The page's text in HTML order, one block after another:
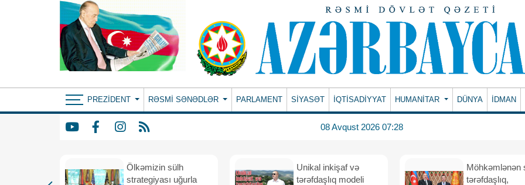
PREZIDENT RƏSMI SƏNƏDLƏR PARLAMENT SİYASƏT İQTİSADİYYAT HUMANITAR DÜNYA İDMAN
08 Avqust 2026 07:28
Ölkəmizin sülh
strategiyası uğurla
Unikal inkişaf və
tərəfdaşlıq modeli
Möhkəmlənən
tərəfdaşlıq,